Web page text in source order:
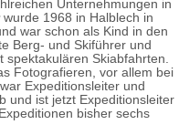
Unternehmungen in
wurde 1968 in Halblech in
war schon als Kind in den
Berg- und Skiführer und
Skiabfahrten.
Fotografieren, vor allem bei
Expeditionsleiter und
und ist jetzt Expeditionsleiter
bisher sechs